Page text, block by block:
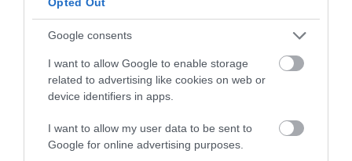
Google consents
I want to allow Google to enable storage
related to advertising like cookies on web or
device identifiers in apps.
I want to allow my user data to be sent to
Google for online advertising purposes.
Hornea.